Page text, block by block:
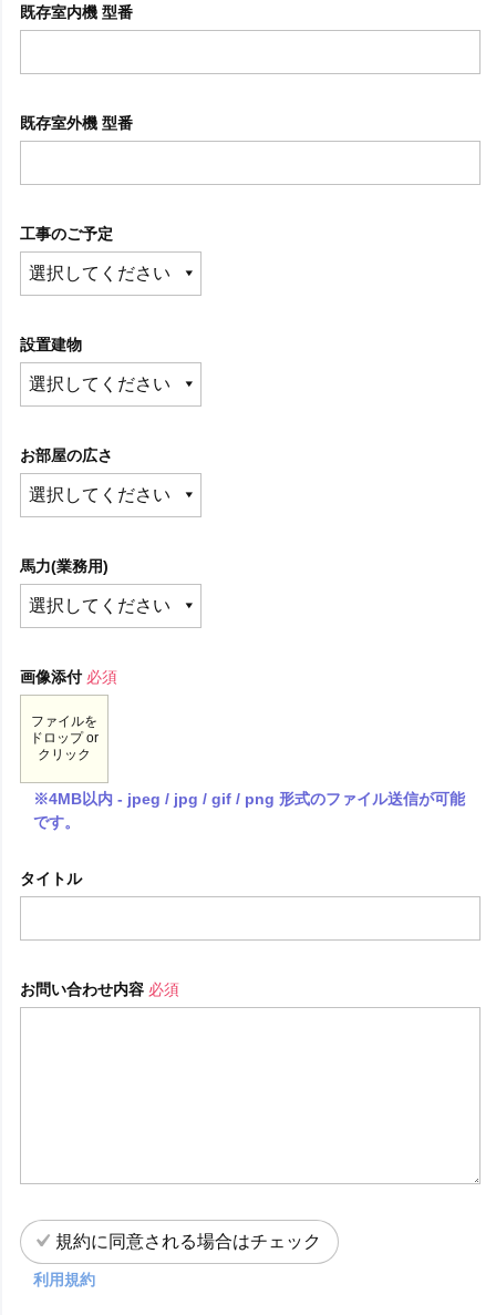
既存室内機 型番
既存室外機 型番
工事のご予定
設置建物
お部屋の広さ
馬力(業務用)
画像添付 必須
ファイルを
ドロップ or
クリック
※4MB以内 - jpeg / jpg / gif / png 形式のファイル送信が可能
です。
タイトル
お問い合わせ内容 必須
規約に同意される場合はチェック
利用規約